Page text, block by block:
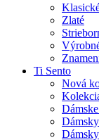
Zlaté
Ti Sento
Nová